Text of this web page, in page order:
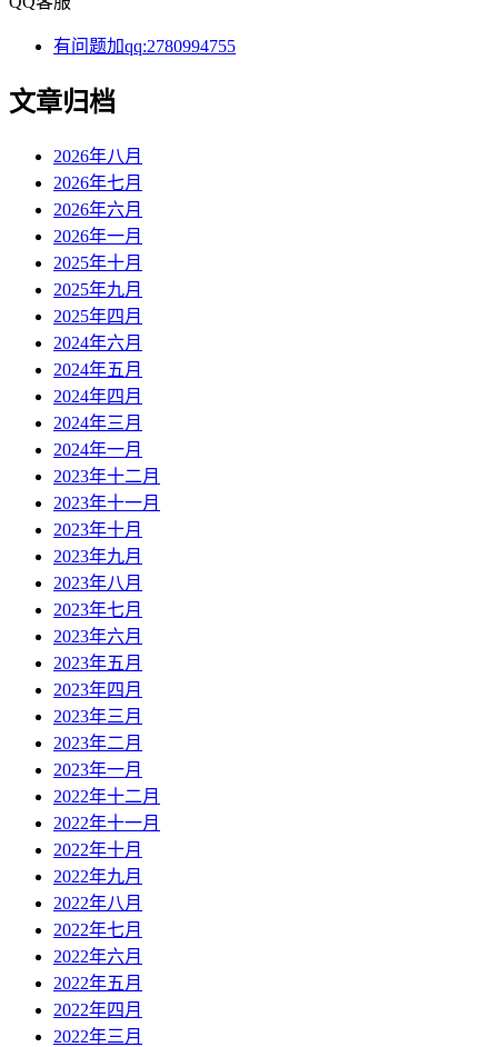
有问题加qq:2780994755
文章归档
2026年八月
2026年七月
2026年六月
2026年一月
2025年十月
2025年九月
2025年四月
2024年六月
2024年五月
2024年四月
2024年三月
2024年一月
2023年十二月
2023年十一月
2023年十月
2023年九月
2023年八月
2023年七月
2023年六月
2023年五月
2023年四月
2023年三月
2023年二月
2023年一月
2022年十二月
2022年十一月
2022年十月
2022年九月
2022年八月
2022年七月
2022年六月
2022年五月
2022年四月
2022年三月